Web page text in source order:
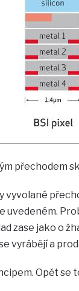
přechodem
vyvolané
uvedeném.
zase jako o
vyrábějí a
Opět se